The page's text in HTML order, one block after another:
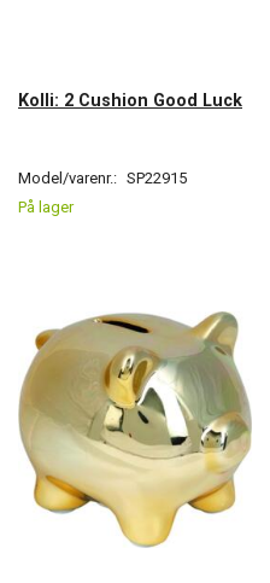
Kolli: 2 Cushion Good Luck
Model/varenr.: SP22915
På lager